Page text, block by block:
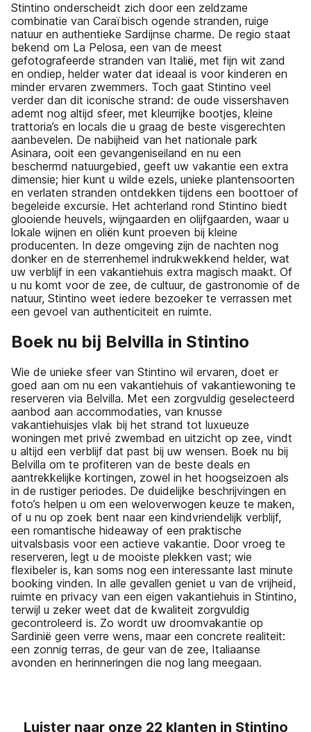
Stintino onderscheidt zich door een zeldzame
combinatie van Caraïbisch ogende stranden, ruige
natuur en authentieke Sardijnse charme. De regio staat
bekend om La Pelosa, een van de meest
gefotografeerde stranden van Italië, met fijn wit zand
en ondiep, helder water dat ideaal is voor kinderen en
minder ervaren zwemmers. Toch gaat Stintino veel
verder dan dit iconische strand: de oude vissershaven
ademt nog altijd sfeer, met kleurrijke bootjes, kleine
trattoria’s en locals die u graag de beste visgerechten
aanbevelen. De nabijheid van het nationale park
Asinara, ooit een gevangeniseiland en nu een
beschermd natuurgebied, geeft uw vakantie een extra
dimensie; hier kunt u wilde ezels, unieke plantensoorten
en verlaten stranden ontdekken tijdens een boottoer of
begeleide excursie. Het achterland rond Stintino biedt
glooiende heuvels, wijngaarden en olijfgaarden, waar u
lokale wijnen en oliën kunt proeven bij kleine
producenten. In deze omgeving zijn de nachten nog
donker en de sterrenhemel indrukwekkend helder, wat
uw verblijf in een vakantiehuis extra magisch maakt. Of
u nu komt voor de zee, de cultuur, de gastronomie of de
natuur, Stintino weet iedere bezoeker te verrassen met
een gevoel van authenticiteit en ruimte.
Boek nu bij Belvilla in Stintino
Wie de unieke sfeer van Stintino wil ervaren, doet er
goed aan om nu een vakantiehuis of vakantiewoning te
reserveren via Belvilla. Met een zorgvuldig geselecteerd
aanbod aan accommodaties, van knusse
vakantiehuisjes vlak bij het strand tot luxueuze
woningen met privé zwembad en uitzicht op zee, vindt
u altijd een verblijf dat past bij uw wensen. Boek nu bij
Belvilla om te profiteren van de beste deals en
aantrekkelijke kortingen, zowel in het hoogseizoen als
in de rustiger periodes. De duidelijke beschrijvingen en
foto’s helpen u om een weloverwogen keuze te maken,
of u nu op zoek bent naar een kindvriendelijk verblijf,
een romantische hideaway of een praktische
uitvalsbasis voor een actieve vakantie. Door vroeg te
reserveren, legt u de mooiste plekken vast; wie
flexibeler is, kan soms nog een interessante last minute
booking vinden. In alle gevallen geniet u van de vrijheid,
ruimte en privacy van een eigen vakantiehuis in Stintino,
terwijl u zeker weet dat de kwaliteit zorgvuldig
gecontroleerd is. Zo wordt uw droomvakantie op
Sardinië geen verre wens, maar een concrete realiteit:
een zonnig terras, de geur van de zee, Italiaanse
avonden en herinneringen die nog lang meegaan.
Luister naar onze 22 klanten in Stintino